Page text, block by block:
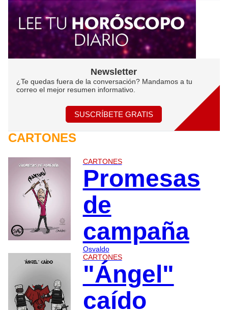
Newsletter
¿Te quedas fuera de la conversación? Mandamos a tu
correo el mejor resumen informativo.
SUSCRÍBETE GRATIS
CARTONES
CARTONES
Promesas
de
campaña
Osvaldo
CARTONES
"Ángel"
caído